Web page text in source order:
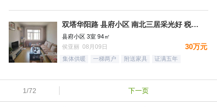
双塔华阳路 县府小区 南北三居采光好 税费低
县府小区 3室 94㎡
侯亚丽 08月09日
30万元
集体供暖 一梯两户 附送家具 证满五年
1/72 下一页